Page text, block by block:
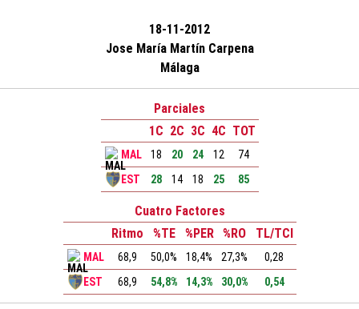
18-11-2012
Jose María Martín Carpena
Málaga
Parciales
1C 2C 3C 4C TOT
MAL 18 20 24 12
74
EST
28 14 18 25 85
Cuatro Factores
Ritmo
%TE %PER %RO TL/TCI
MAL 68,9 50,0% 18,4% 27,3%
0,28
EST
68,9 54,8% 14,3% 30,0% 0,54